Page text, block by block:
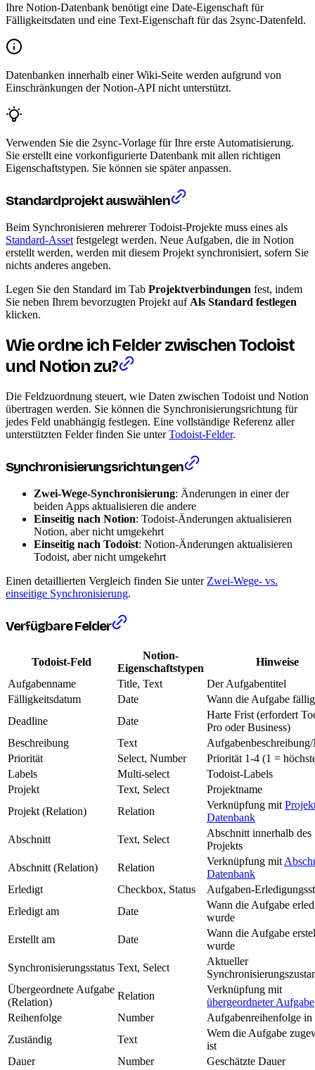
Ihre Notion-Datenbank benötigt eine Date-Eigenschaft für
Fälligkeitsdaten und eine Text-Eigenschaft für das 2sync-Datenfeld.
Datenbanken innerhalb einer Wiki-Seite werden aufgrund von
Einschränkungen der Notion-API nicht unterstützt.
Verwenden Sie die 2sync-Vorlage für Ihre erste Automatisierung.
Sie erstellt eine vorkonfigurierte Datenbank mit allen richtigen
Eigenschaftstypen. Sie können sie später anpassen.
Standardprojekt auswählen
Beim Synchronisieren mehrerer Todoist-Projekte muss eines als
Standard-Asset festgelegt werden. Neue Aufgaben, die in Notion
erstellt werden, werden mit diesem Projekt synchronisiert, sofern Sie
nichts anderes angeben.
Legen Sie den Standard im Tab Projektverbindungen fest, indem
Sie neben Ihrem bevorzugten Projekt auf Als Standard festlegen
klicken.
Wie ordne ich Felder zwischen Todoist
und Notion zu?
Die Feldzuordnung steuert, wie Daten zwischen Todoist und Notion
übertragen werden. Sie können die Synchronisierungsrichtung für
jedes Feld unabhängig festlegen. Eine vollständige Referenz aller
unterstützten Felder finden Sie unterTodoist-Felder.
Synchronisierungsrichtungen
Zwei-Wege-Synchronisierung: Änderungen in einer der
beiden Apps aktualisieren die andere
Einseitig nach Notion: Todoist-Änderungen aktualisieren
Notion, aber nicht umgekehrt
Einseitig nach Todoist: Notion-Änderungen aktualisieren
Todoist, aber nicht umgekehrt
Einen detaillierten Vergleich finden Sie unterZwei-Wege- vs.
einseitige Synchronisierung.
Verfügbare Felder
Todoist-Feld
Notion-
Eigenschaftstypen
Hinweise
Aufgabenname
Title, Text
Der Aufgabentitel
Fälligkeitsdatum
Date
Wann die Aufgabe
Deadline
Date
Harte Frist (erfordert
Pro oder Business)
Beschreibung
Text
Priorität
Select, Number
Priorität 1-4 (1 =
Labels
Multi-select
Todoist-Labels
Projekt
Text, Select
Projektname
Projekt (Relation)
Relation
Verknüpfung mit
Datenbank
Abschnitt
Text, Select
Abschnitt innerhalb des
Projekts
Abschnitt (Relation)
Relation
Verknüpfung mit
Datenbank
Erledigt
Checkbox, Status
Aufgaben-
Erledigt am
Date
Wann die Aufgabe
wurde
Erstellt am
Date
Wann die Aufgabe
wurde
Synchronisierungsstatus Text, Select
Aktueller
Übergeordnete Aufgabe
(Relation)
Relation
Verknüpfung mit
übergeordneter Aufgabe
Reihenfolge
Number
Aufgabenreihenfolge in
Zuständig
Text
Wem die Aufgabe
ist
Dauer
Number Geschätzte Dauer